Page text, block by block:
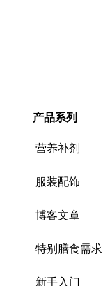
产品系列
营养补剂
服装配饰
博客文章
特别膳食需求
新手入门